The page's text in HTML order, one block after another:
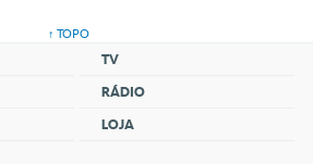
↑ TOPO
TV
RÁDIO
LOJA